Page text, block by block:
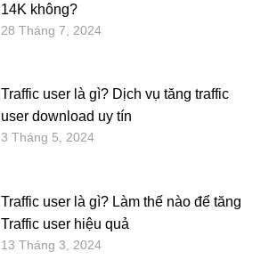
14K không?
28 Tháng 7, 2024
Traffic user là gì? Dịch vụ tăng traffic
user download uy tín
3 Tháng 5, 2024
Traffic user là gì? Làm thế nào để tăng
Traffic user hiệu quả
13 Tháng 3, 2024